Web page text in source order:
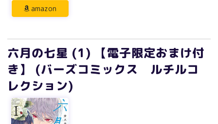
amazon
六月の七星 (1) 【電子限定おまけ付
き】 (バーズコミックス ルチルコ
レクション)